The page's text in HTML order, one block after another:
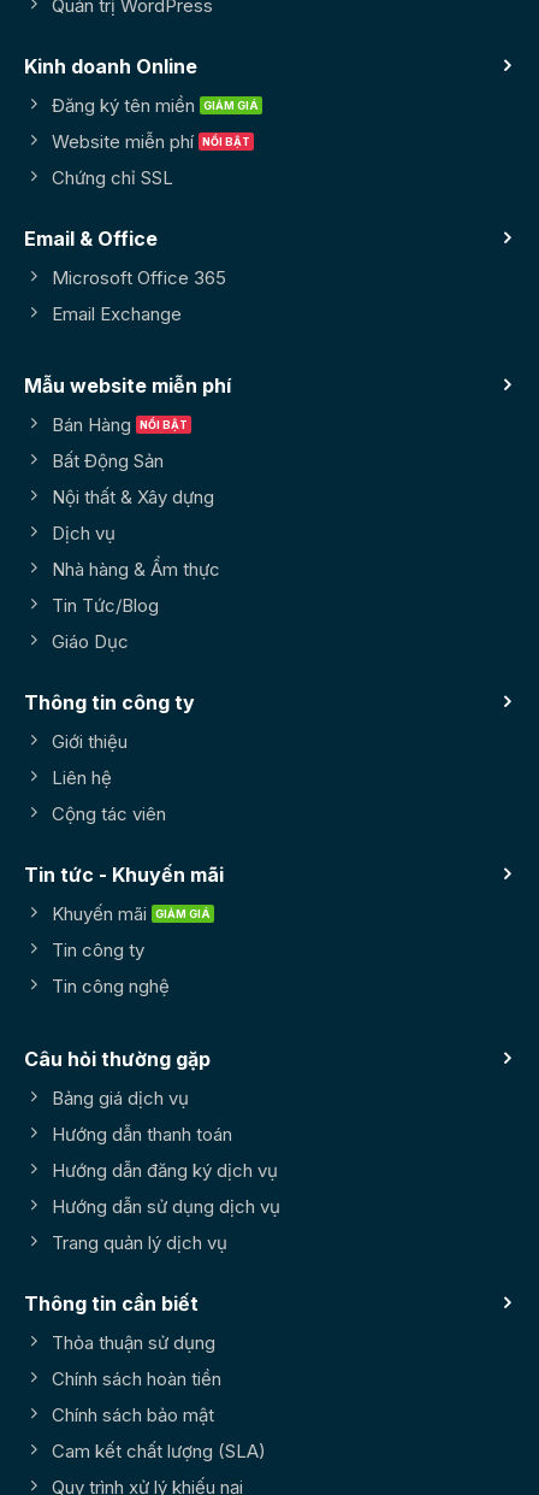
Quản trị WordPress
Kinh doanh Online
Đăng ký tên miền
Website miễn phí
Chứng chỉ SSL
Email & Office
Microsoft Office 365
Email Exchange
Mẫu website miễn phí
Bán Hàng
Bất Động Sản
Nội thất & Xây dựng
Dịch vụ
Nhà hàng & Ẩm thực
Tin Tức/Blog
Giáo Dục
Thông tin công ty
Giới thiệu
Liên hệ
Cộng tác viên
Tin tức - Khuyến mãi
Khuyến mãi
Tin công ty
Tin công nghệ
Câu hỏi thường gặp
Bảng giá dịch vụ
Hướng dẫn thanh toán
Hướng dẫn đăng ký dịch vụ
Hướng dẫn sử dụng dịch vụ
Trang quản lý dịch vụ
Thông tin cần biết
Thỏa thuận sử dụng
Chính sách hoàn tiền
Chính sách bảo mật
Cam kết chất lượng (SLA)
Quy trình xử lý khiếu nại